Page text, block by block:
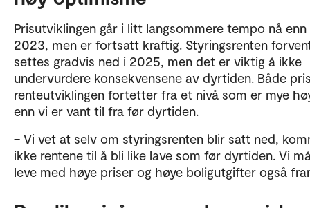
Prisutviklingen går i litt langsommere tempo nå enn
2023, men er fortsatt kraftig. Styringsrenten
settes gradvis ned i 2025, men det er viktig å ikke
undervurdere konsekvensene av dyrtiden. Både
renteutviklingen fortetter fra et nivå som er mye
enn vi er vant til fra før dyrtiden.
– Vi vet at selv om styringsrenten blir satt ned,
ikke rentene til å bli like lave som før dyrtiden. Vi
leve med høye priser og høye boligutgifter også